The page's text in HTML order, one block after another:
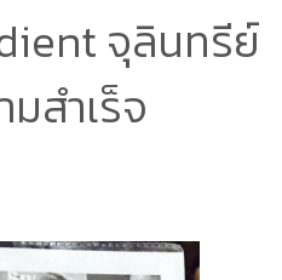
จุลินทรีย์
สำเร็จ